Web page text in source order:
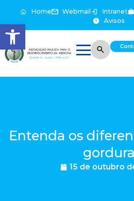
Abrir a barra de ferramentas
Home Webmail Intranet
Avisos
Entenda os
gordura
15 de outubro